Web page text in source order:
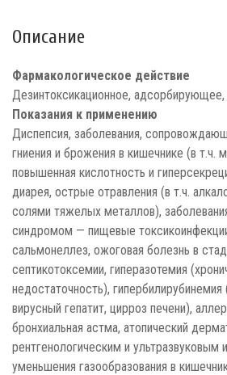
Описание
Фармакологическое действие
Дезинтоксикационное, адсорбирующее,
Показания к применению
Диспепсия, заболевания,
гниения и брожения в кишечнике (в т.ч.
повышенная кислотность и
диарея, острые отравления (в т.ч.
солями тяжелых металлов),
синдромом — пищевые
сальмонеллез, ожоговая болезнь в
септикотоксемии, гиперазотемия
недостаточность),
вирусный гепатит, цирроз печени),
бронхиальная астма, атопический
рентгенологическим и ультразвуковым
уменьшения газообразования в